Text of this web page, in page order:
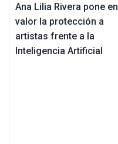
Ana Lilia Rivera pone en
valor la protección a
artistas frente a la
Inteligencia Artificial